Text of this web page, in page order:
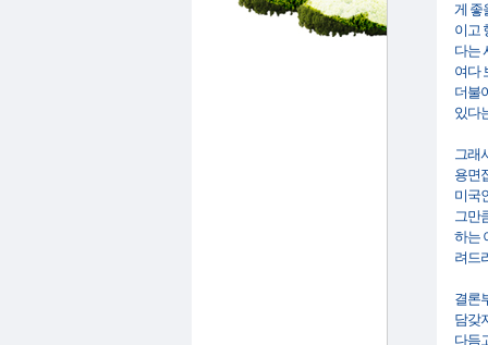
게 좋
이고
다는
여다
더불
있다
그래
용면
미국
그만
하는
려드
결론
담갖
다듬